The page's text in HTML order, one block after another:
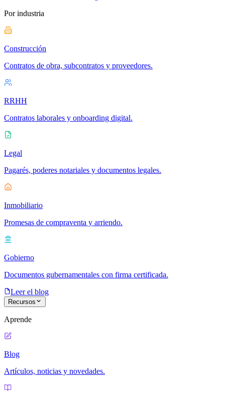
Por industria
Construcción
Contratos de obra, subcontratos y proveedores.
RRHH
Contratos laborales y onboarding digital.
Legal
Pagarés, poderes notariales y documentos legales.
Inmobiliario
Promesas de compraventa y arriendo.
Gobierno
Documentos gubernamentales con firma certificada.
Leer el blog
Recursos
Aprende
Blog
Artículos, noticias y novedades.